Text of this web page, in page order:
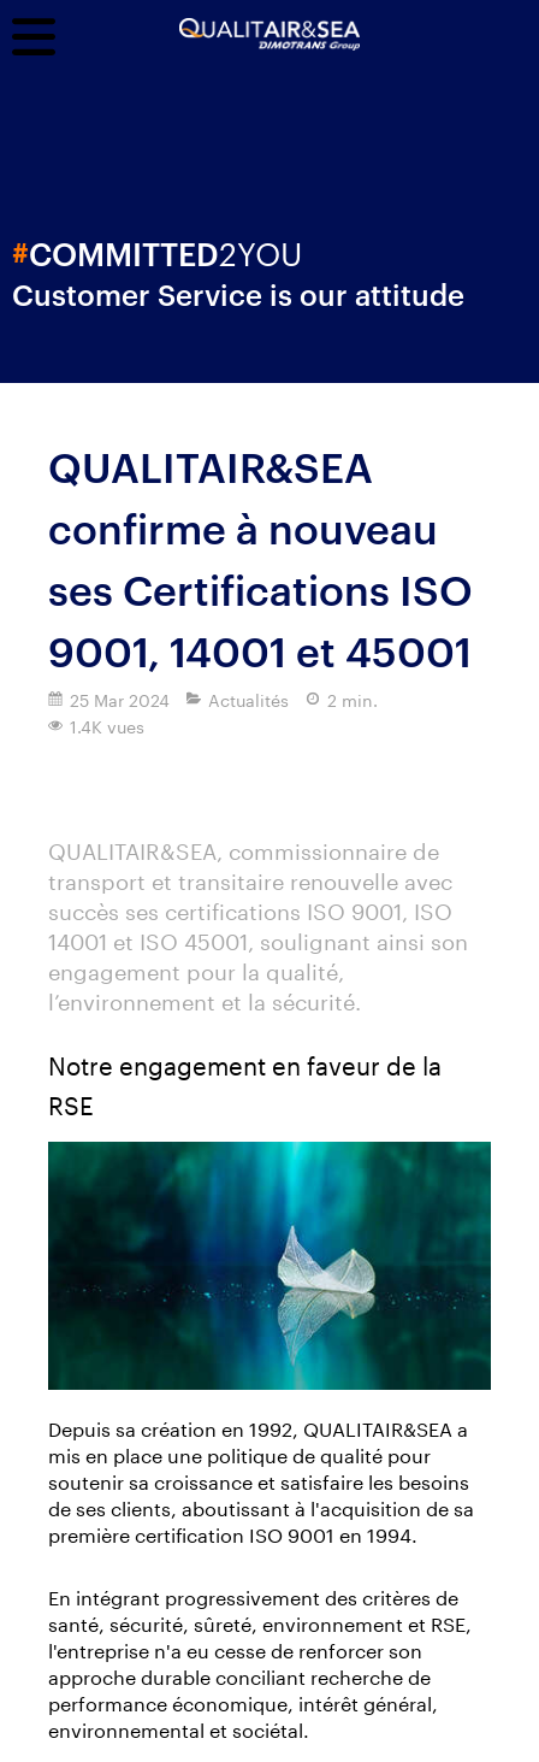
#COMMITTED2YOU
Customer Service is our attitude
QUALITAIR&SEA
confirme à nouveau
ses Certifications ISO
9001, 14001 et 45001
25 Mar 2024 Actualités
2 min.
1.4K vues
QUALITAIR&SEA, commissionnaire de
transport et transitaire renouvelle avec
succès ses certifications ISO 9001, ISO
14001 et ISO 45001, soulignant ainsi son
engagement pour la qualité,
l’environnement et la sécurité.
Notre engagement en faveur de la
RSE
Depuis sa création en 1992, QUALITAIR&SEA a
mis en place une politique de qualité pour
soutenir sa croissance et satisfaire les besoins
de ses clients, aboutissant à l'acquisition de sa
première certification ISO 9001 en 1994.
En intégrant progressivement des critères de
santé, sécurité, sûreté, environnement et RSE,
l'entreprise n'a eu cesse de renforcer son
approche durable conciliant recherche de
performance économique, intérêt général,
environnemental et sociétal.